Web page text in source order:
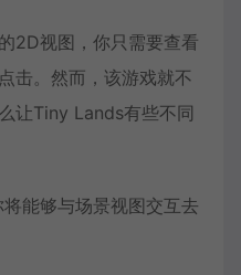
2D视图，你只需要查看
击。然而，该游戏就不
让Tiny Lands有些不同
能够与场景视图交互去